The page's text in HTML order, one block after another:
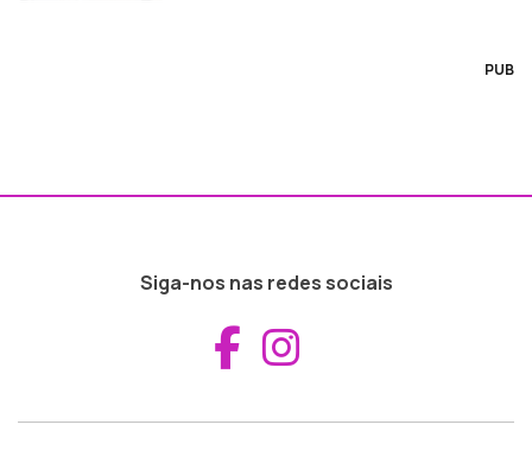
PUB
Siga-nos nas redes sociais
Aceder ao